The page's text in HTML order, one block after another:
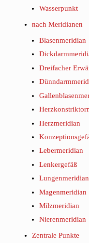
Wasserpunkt
nach Meridianen
Blasenmeridian
Dreifacher
Herzmeridian
Lebermeridian
Lenkergefäß
Lungenmeridian
Magenmeridian
Milzmeridian
Nierenmeridian
Zentrale Punkte